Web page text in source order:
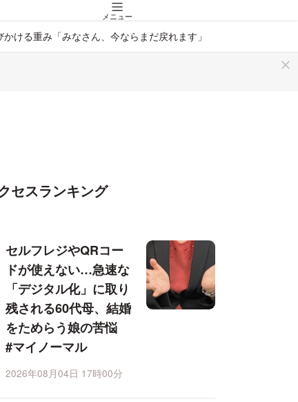
メニュー
ける重み「みなさん、今ならまだ戻れます」
セスランキング
セルフレジやQRコー
ドが使えない…急速な
「デジタル化」に取り
残される60代母、結婚
をためらう娘の苦悩
#マイノーマル
2026年08月04日 17時00分